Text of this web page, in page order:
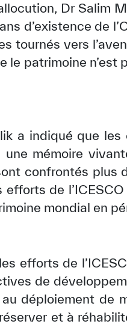
✪
✪ ✪
✪ ✪ ✪
✪ ✪ ✪ ✪
Dr Salim
d’existence de
tournés vers
le patrimoine
a indiqué que
mémoire
confrontés plus
efforts de
mondial en
efforts de
de
déploiement de
et à